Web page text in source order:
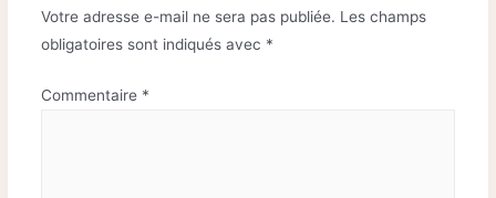
Votre adresse e-mail ne sera pas publiée. Les champs
obligatoires sont indiqués avec *
Commentaire *